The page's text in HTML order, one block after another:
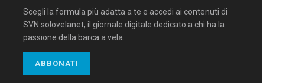
Scegli la formula più adatta a te e accedi ai contenuti di
SVN solovelanet, il giornale digitale dedicato a chi ha la
passione della barca a vela.
ABBONATI